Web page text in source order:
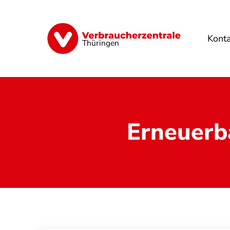
Thüringen
Finanzen Digitales Lebensmittel